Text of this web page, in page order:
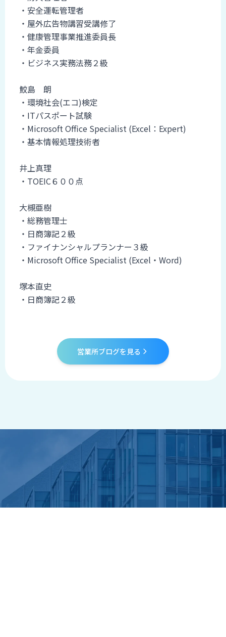
・安全運転管理者
・屋外広告物講習受講修了
・健康管理事業推進委員長
・年金委員
・ビジネス実務法務２級
鮫島 朗
・環境社会(エコ)検定
・ITパスポート試験
・Microsoft Office Specialist (Excel：Expert)
・基本情報処理技術者
井上真理
・TOEIC６００点
大槻亜樹
・総務管理士
・日商簿記２級
・ファイナンシャルプランナー３級
・Microsoft Office Specialist (Excel・Word)
塚本直史
・日商簿記２級
営業所ブログを見る